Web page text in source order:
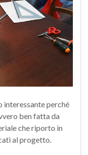
perché
ben fatta da
che riporto in
al progetto.